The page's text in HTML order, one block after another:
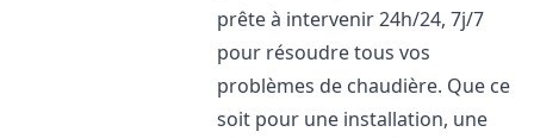
prête à intervenir 24h/24, 7j/7
pour résoudre tous vos
problèmes de chaudière. Que ce
soit pour une installation, une